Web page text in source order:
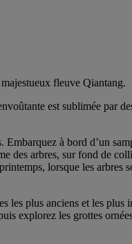
fleuve Qiantang.
est sublimée par
Embarquez à bord d’un
des arbres, sur fond de
lorsque les arbres
les plus anciens et les
explorez les grottes